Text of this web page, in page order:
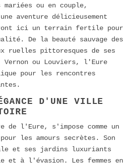
ou en couple,
aventure délicieusement
ici un terrain fertile pour
De la beauté sauvage des
ruelles pittoresques de ses
Vernon ou Louviers, l'Eure
pour les rencontres
D'UNE VILLE
de l'Eure, s'impose comme un
les amours secrètes. Son
et ses jardins luxuriants
à l'évasion. Les femmes en